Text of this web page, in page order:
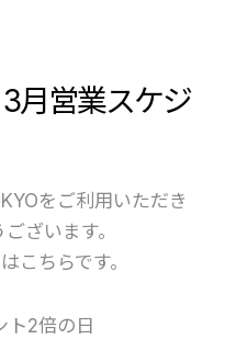
月営業スケジ
をご利用いただき
ざいます。
こちらです。
2倍の日